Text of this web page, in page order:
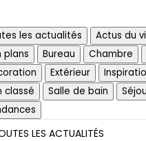
les actualités
Actus du
plans
Bureau Chambre
Extérieur
classé
Salle de bain
LES ACTUALITÉS
village